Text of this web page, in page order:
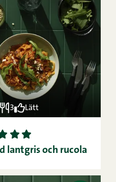
3 Lätt
3 4
5
lantgris och rucola